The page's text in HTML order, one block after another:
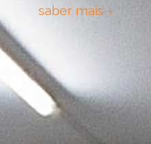
saber mais +